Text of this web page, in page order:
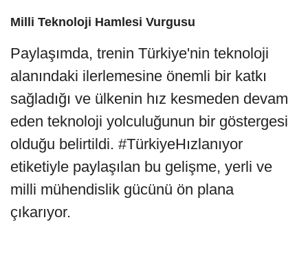
Milli Teknoloji Hamlesi Vurgusu
Paylaşımda, trenin Türkiye'nin teknoloji
alanındaki ilerlemesine önemli bir katkı
sağladığı ve ülkenin hız kesmeden devam
eden teknoloji yolculuğunun bir göstergesi
olduğu belirtildi. #TürkiyeHızlanıyor
etiketiyle paylaşılan bu gelişme, yerli ve
milli mühendislik gücünü ön plana
çıkarıyor.